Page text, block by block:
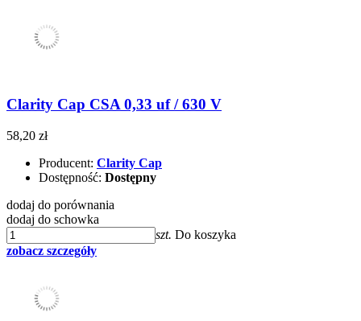
Clarity Cap CSA 0,33 uf / 630 V
58,20 zł
Producent: Clarity Cap
Dostępność: Dostępny
dodaj do porównania
dodaj do schowka
szt. Do koszyka
zobacz szczegóły